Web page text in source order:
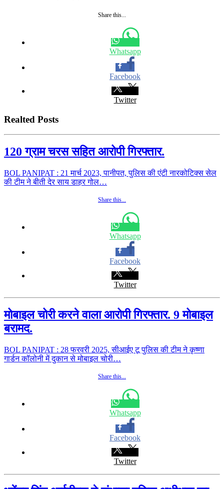
Share this...
Whatsapp
Facebook
Twitter
Realted Posts
120 ग्राम चरस सहित आरोपी गिरफ्तार.
BOL PANIPAT : 21 मार्च 2023, पानीपत, पुलिस की एंटी नारकोटिक्स सेल
की टीम ने बीती देर साय डाहर गोल…
Share this...
Whatsapp
Facebook
Twitter
मोबाइल चोरी करने वाला आरोपी गिरफ्तार. 9 मोबाइल
बरामद.
BOL PANIPAT : 28 फरवरी 2025, सीआईए टू पुलिस की टीम ने कृष्णा
गार्डन कॉलोनी में दुकान से मोबाइल चोरी…
Share this...
Whatsapp
Facebook
Twitter